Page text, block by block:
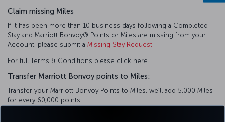
Claim missing Miles
If it has been more than 10 business days following a Completed
Stay and Marriott Bonvoy® Points or Miles are missing from your
Account, please submit a Missing Stay Request.
For full Terms & Conditions please click here.
Transfer Marriott Bonvoy points to Miles:
Transfer your Marriott Bonvoy Points to Miles, we’ll add 5,000 Miles
for every 60,000 points.